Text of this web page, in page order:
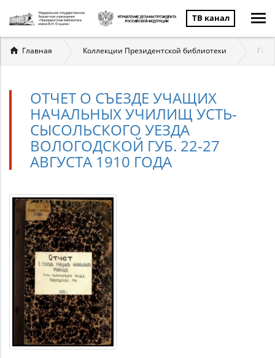
ТВ канал
Вы
здесь
Главная Коллекции Президентской библиотеки
ОТЧЕТ О СЪЕЗДЕ УЧАЩИХ
НАЧАЛЬНЫХ УЧИЛИЩ УСТЬ-
СЫСОЛЬСКОГО УЕЗДА
ВОЛОГОДСКОЙ ГУБ. 22-27
АВГУСТА 1910 ГОДА